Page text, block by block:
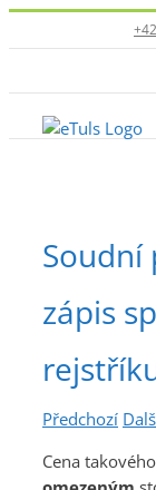
na
Soudní
zápis
Předchozí
Cena